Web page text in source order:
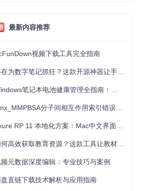
最新内容推荐
视频下载工具完全指南
元数据深度编辑：专业技巧与案例
盘直链下载技术解析与应用指南